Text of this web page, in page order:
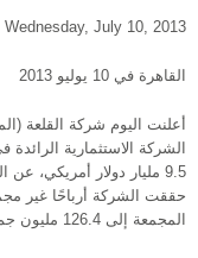
Wednesday, July 10, 2013
القاهرة في 10 يوليو 2013
الشركة الاستثمارية
المجمعة إلى 126.4 مليون جم فيما يعد انخفاضًا بمعدل 20.6%.